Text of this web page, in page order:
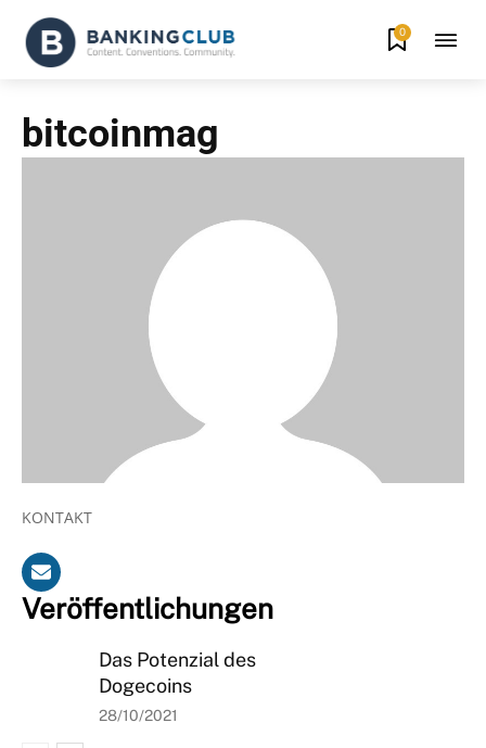
0
bitcoinmag
KONTAKT
Veröffentlichungen
Das Potenzial des
Dogecoins
28/10/2021